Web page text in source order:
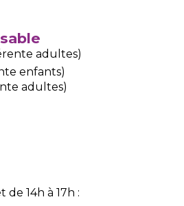
adultes)
enfants)
adultes)
14h à 17h :